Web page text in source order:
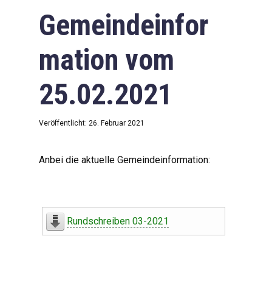
Downloads
Impressum
Datenschutzerklärung
Gemeindeinfor
mation vom
25.02.2021
Veröffentlicht: 26. Februar 2021
Anbei die aktuelle Gemeindeinformation:
Rundschreiben 03-2021